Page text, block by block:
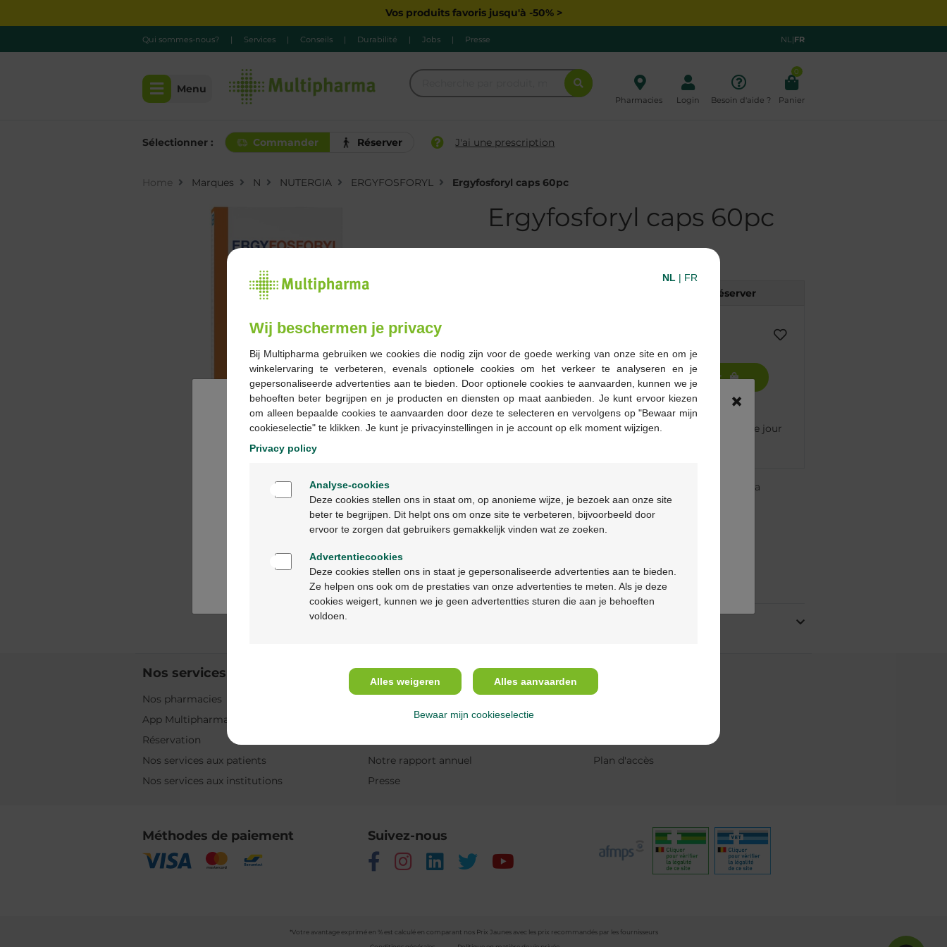
Vos produits favoris jusqu'à -50% >
Qui sommes-nous? | Services | Conseils | Durabilité | Jobs | Presse NL|FR
Menu
Pharmacies Login Besoin d'aide ?
0
Panier
Sélectionner : Commander Réserver J'ai une prescription
Home Marques N NUTERGIA ERGYFOSFORYL Ergyfosforyl caps 60pc
Ergyfosforyl caps 60pc
Réserver
Ajouter au panier
Quantité max. = 12
Les jours ouvrables commandé avant 12h, livré le jour
dans votre pharmacie Multipharma
Livraison à domicilegratuiteà partir de 55 €
Paiementsécurisé
Service clientèlepar chat ou
Description du produit
Nos services
Nos pharmacies
App Multipharma
Réservation
Nos services aux patients
Nos services aux institutions
A propos de Multipharma
Qui sommes-nous?
Notre rapport annuel
Presse
Aide & contact
Questions fréquentes
Plan d'accès
Méthodes de paiement Suivez-nous
*Votre avantage exprimé en % est calculé en comparant nos Prix Jaunes avec les prix recommandés par les fournisseurs
×
Ga verder in het nederlands
NL | FR
Wij beschermen je privacy
Bij Multipharma gebruiken we cookies die nodig zijn voor de goede werking van onze site en om je
winkelervaring te verbeteren, evenals optionele cookies om het verkeer te analyseren en je
gepersonaliseerde advertenties aan te bieden. Door optionele cookies te aanvaarden, kunnen we je
behoeften beter begrijpen en je producten en diensten op maat aanbieden. Je kunt ervoor kiezen
om alleen bepaalde cookies te aanvaarden door deze te selecteren en vervolgens op "Bewaar mijn
cookieselectie" te klikken. Je kunt je privacyinstellingen in je account op elk moment wijzigen.
Privacy policy
Analyse-cookies
Deze cookies stellen ons in staat om, op anonieme wijze, je bezoek aan onze site
beter te begrijpen. Dit helpt ons om onze site te verbeteren, bijvoorbeeld door
ervoor te zorgen dat gebruikers gemakkelijk vinden wat ze zoeken.
Advertentiecookies
Deze cookies stellen ons in staat je gepersonaliseerde advertenties aan te bieden.
Ze helpen ons ook om de prestaties van onze advertenties te meten. Als je deze
cookies weigert, kunnen we je geen advertentties sturen die aan je behoeften
voldoen.
Alles weigeren Alles aanvaarden
Bewaar mijn cookieselectie